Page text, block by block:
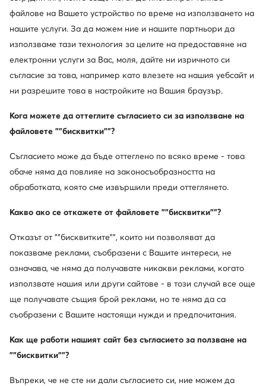
AI
Апрески · Розов
35,79€
Апрески · Розов
Lee Cooper
Agatha Ruiz de la Prada
файлове на Вашето устройство по време на използването на
нашите услуги. За да можем ние и нашите партньори да
използваме тази технология за целите на предоставяне на
електронни услуги за Вас, моля, дайте ни изричното си
съгласие за това, например като влезете на нашия уебсайт и
ни разрешите това в настройките на Вашия браузър.
Кога можете да оттеглите съгласието си за използване на
файловете ""бисквитки""?
Съгласието може да бъде оттеглено по всяко време - това
обаче няма да повлияе на законосъобразността на
обработката, която сме извършили преди оттеглянето.
Какво ако се откажете от файловете ""бисквитки""?
Отказът от ""бисквитките"", които ни позволяват да
показваме реклами, съобразени с Вашите интереси, не
означава, че няма да получавате никакви реклами, когато
използвате нашия или други сайтове - в този случай все още
ще получавате същия брой реклами, но те няма да са
съобразени с Вашите настоящи нужди и предпочитания.
Как ще работи нашият сайт без съгласието за ползване на
""бисквитки""?
Въпреки, че не сте ни дали съгласието си, ние можем да